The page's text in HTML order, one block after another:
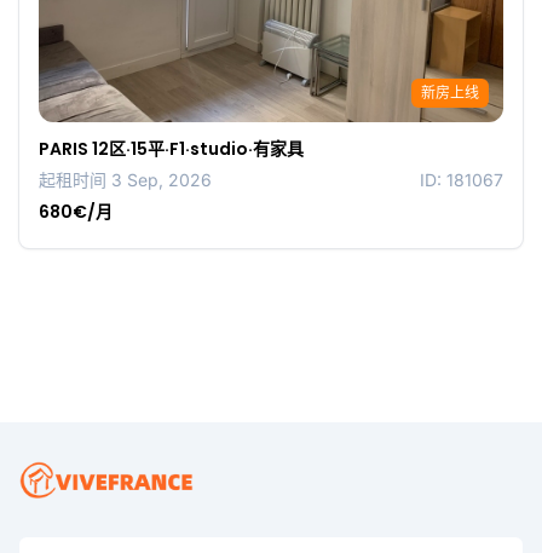
新房上线
PARIS 12区·15平·F1·studio·有家具
起租时间 3 Sep, 2026 ID: 181067
680€/月